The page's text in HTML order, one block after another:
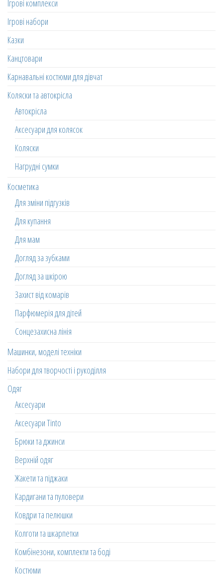
Ігрові комплекси
Ігрові набори
Казки
Канцтовари
Карнавальні костюми для дівчат
Коляски та автокрісла
Автокрісла
Аксесуари для колясок
Коляски
Нагрудні сумки
Косметика
Для зміни підгузків
Для купання
Для мам
Догляд за зубками
Догляд за шкірою
Захист від комарів
Парфюмерія для дітей
Сонцезахисна лінія
Машинки, моделі техніки
Набори для творчості і рукоділля
Одяг
Аксесуари
Аксесуари Tinto
Брюки та джинси
Верхній одяг
Жакети та піджаки
Кардигани та пуловери
Ковдри та пелюшки
Колготи та шкарпетки
Комбінезони, комплекти та боді
Костюми